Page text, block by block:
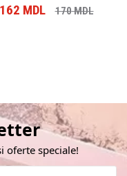
162 MDL 170MDL
oferte speciale!